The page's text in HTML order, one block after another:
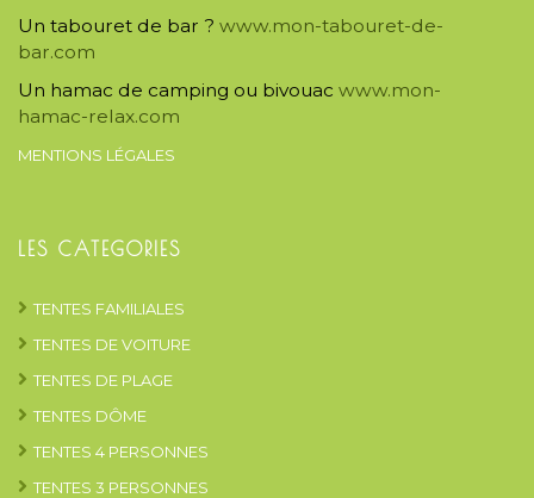
Un tabouret de bar ? www.mon-tabouret-de-
bar.com
Un hamac de camping ou bivouac www.mon-
hamac-relax.com
MENTIONS LÉGALES
LES CATEGORIES
TENTES FAMILIALES
TENTES DE VOITURE
TENTES DE PLAGE
TENTES DÔME
TENTES 4 PERSONNES
TENTES 3 PERSONNES